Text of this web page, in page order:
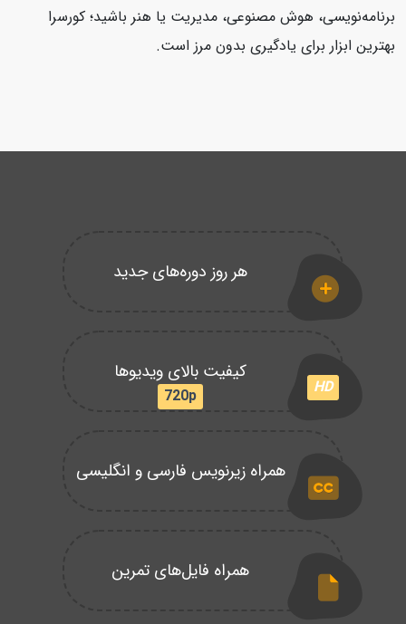
برنامه‌نویسی، هوش مصنوعی، مدیریت یا هنر باشید؛ کورسرا
بهترین ابزار برای یادگیری بدون مرز است.
هر روز دوره‌های جدید
HD
کیفیت بالای ویدیوها
720p
همراه زیرنویس فارسی و انگلیسی
همراه فایل‌های تمرین